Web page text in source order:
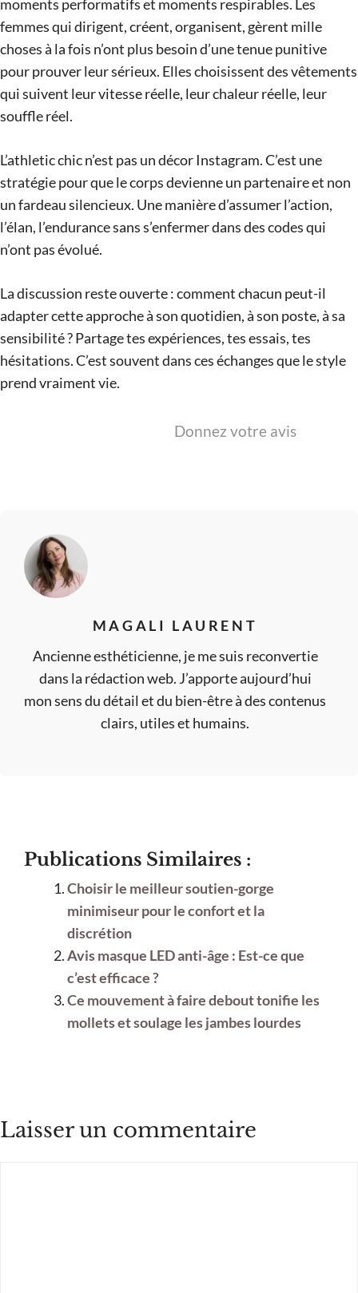
moments performatifs et moments respirables. Les
femmes qui dirigent, créent, organisent, gèrent mille
choses à la fois n’ont plus besoin d’une tenue punitive
pour prouver leur sérieux. Elles choisissent des vêtements
qui suivent leur vitesse réelle, leur chaleur réelle, leur
souffle réel.
L’athletic chic n’est pas un décor Instagram. C’est une
stratégie pour que le corps devienne un partenaire et non
un fardeau silencieux. Une manière d’assumer l’action,
l’élan, l’endurance sans s’enfermer dans des codes qui
n’ont pas évolué.
La discussion reste ouverte : comment chacun peut-il
adapter cette approche à son quotidien, à son poste, à sa
sensibilité ? Partage tes expériences, tes essais, tes
hésitations. C’est souvent dans ces échanges que le style
prend vraiment vie.
Donnez votre avis
MAGALI LAURENT
Ancienne esthéticienne, je me suis reconvertie
dans la rédaction web. J’apporte aujourd’hui
mon sens du détail et du bien-être à des contenus
clairs, utiles et humains.
Publications Similaires :
Choisir le meilleur soutien-gorge
minimiseur pour le confort et la
discrétion
Avis masque LED anti-âge : Est-ce que
c’est efficace ?
Ce mouvement à faire debout tonifie les
mollets et soulage les jambes lourdes
Laisser un commentaire